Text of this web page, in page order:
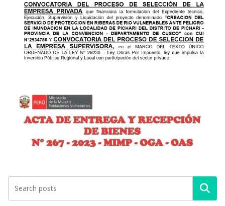
Buscar